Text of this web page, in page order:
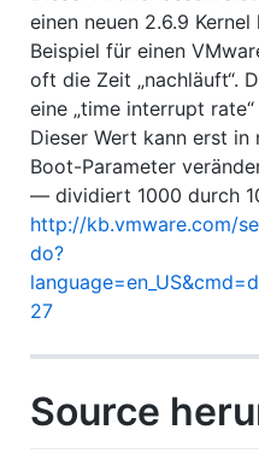
einen neuen 2.6.9
Beispiel für einen
oft die Zeit „nachläuft“.
eine „time interrupt
Dieser Wert kann erst in
Boot-Parameter
— dividiert 1000 durch
http://kb.vmware.com/
do?
27
Source